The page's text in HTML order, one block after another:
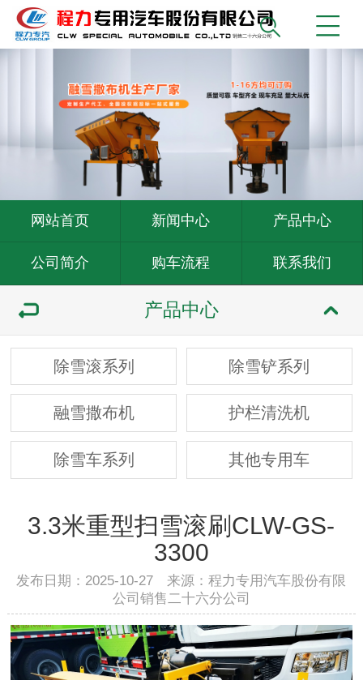
网站首页 新闻中心 产品中心
公司简介 购车流程 联系我们
产品中心
除雪滚系列 除雪铲系列
融雪撒布机 护栏清洗机
除雪车系列 其他专用车
3.3米重型扫雪滚刷CLW-GS-
3300
发布日期：2025-10-27 来源：程力专用汽车股份有限
公司销售二十六分公司